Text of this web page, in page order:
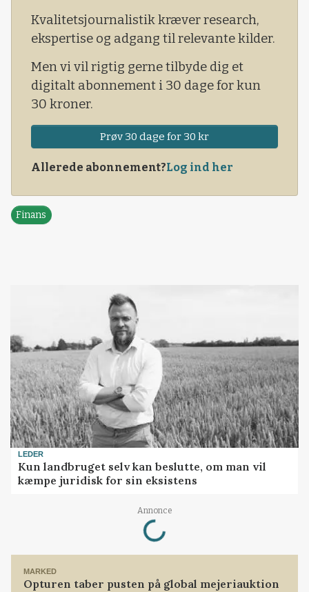
Kvalitetsjournalistik kræver research,
ekspertise og adgang til relevante kilder.
Men vi vil rigtig gerne tilbyde dig et
digitalt abonnement i 30 dage for kun
30 kroner.
Prøv 30 dage for 30 kr
Allerede abonnement?Log ind her
Finans
LEDER
Kun landbruget selv kan beslutte, om man vil
kæmpe juridisk for sin eksistens
Annonce
Loading...
MARKED
Opturen taber pusten på global mejeriauktion